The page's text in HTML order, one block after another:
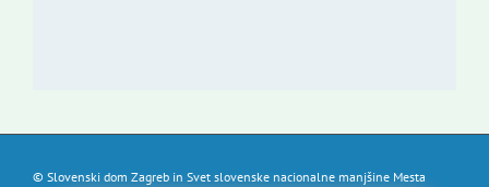
© Slovenski dom Zagreb in Svet slovenske nacionalne manjšine Mesta